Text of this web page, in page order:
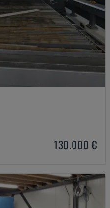
130.000 €